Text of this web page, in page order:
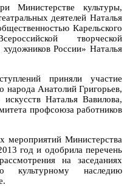
Министерстве культуры,
деятелей Наталья
Карельского
творческой
России» Наталья
приняли участие
народа Анатолий Григорьев,
Наталья Вавилова,
профсоюза работников
мероприятий Министерства
год и одобрила перечень
на заседаниях
культурному наследию